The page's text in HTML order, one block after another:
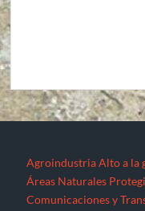
Carreteras Oaxaca-
Carreteras Oaxaca-
Corredor transversal
Nuevo Aeropuerto de
Proyecto Cuyutlán-
Supercarretera